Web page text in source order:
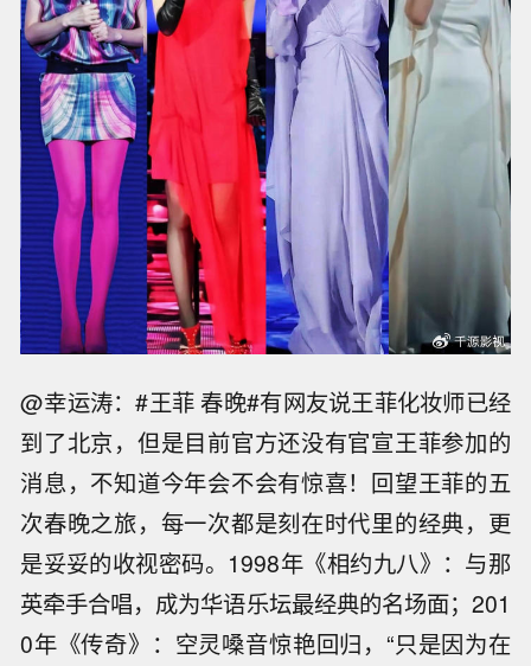
@幸运涛：#王菲 春晚#有网友说王菲化妆师已经
到了北京，但是目前官方还没有官宣王菲参加的
消息，不知道今年会不会有惊喜！回望王菲的五
次春晚之旅，每一次都是刻在时代里的经典，更
是妥妥的收视密码。1998年《相约九八》：与那
英牵手合唱，成为华语乐坛最经典的名场面；201
0年《传奇》：空灵嗓音惊艳回归，“只是因为在